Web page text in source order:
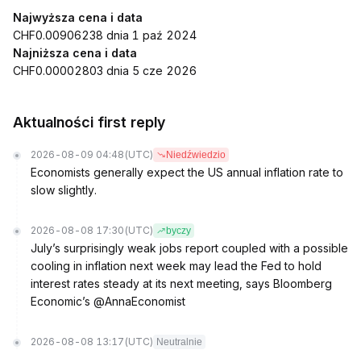
Najwyższa cena i data
CHF0.00906238 dnia 1 paź 2024
Najniższa cena i data
CHF0.00002803 dnia 5 cze 2026
Aktualności first reply
2026-08-09 04:48 (UTC) Niedźwiedzio
Economists generally expect the US annual inflation rate to
slow slightly.
2026-08-08 17:30 (UTC) byczy
July’s surprisingly weak jobs report coupled with a possible
cooling in inflation next week may lead the Fed to hold
interest rates steady at its next meeting, says Bloomberg
Economic’s @AnnaEconomist
2026-08-08 13:17 (UTC) Neutralnie